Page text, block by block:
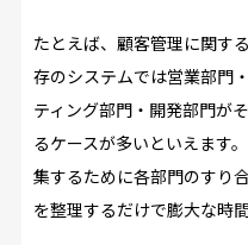
たとえば、顧客管理に関す
存のシステムでは営業部門
ティング部門・開発部門が
るケースが多いといえます
集するために各部門のすり
を整理するだけで膨大な時